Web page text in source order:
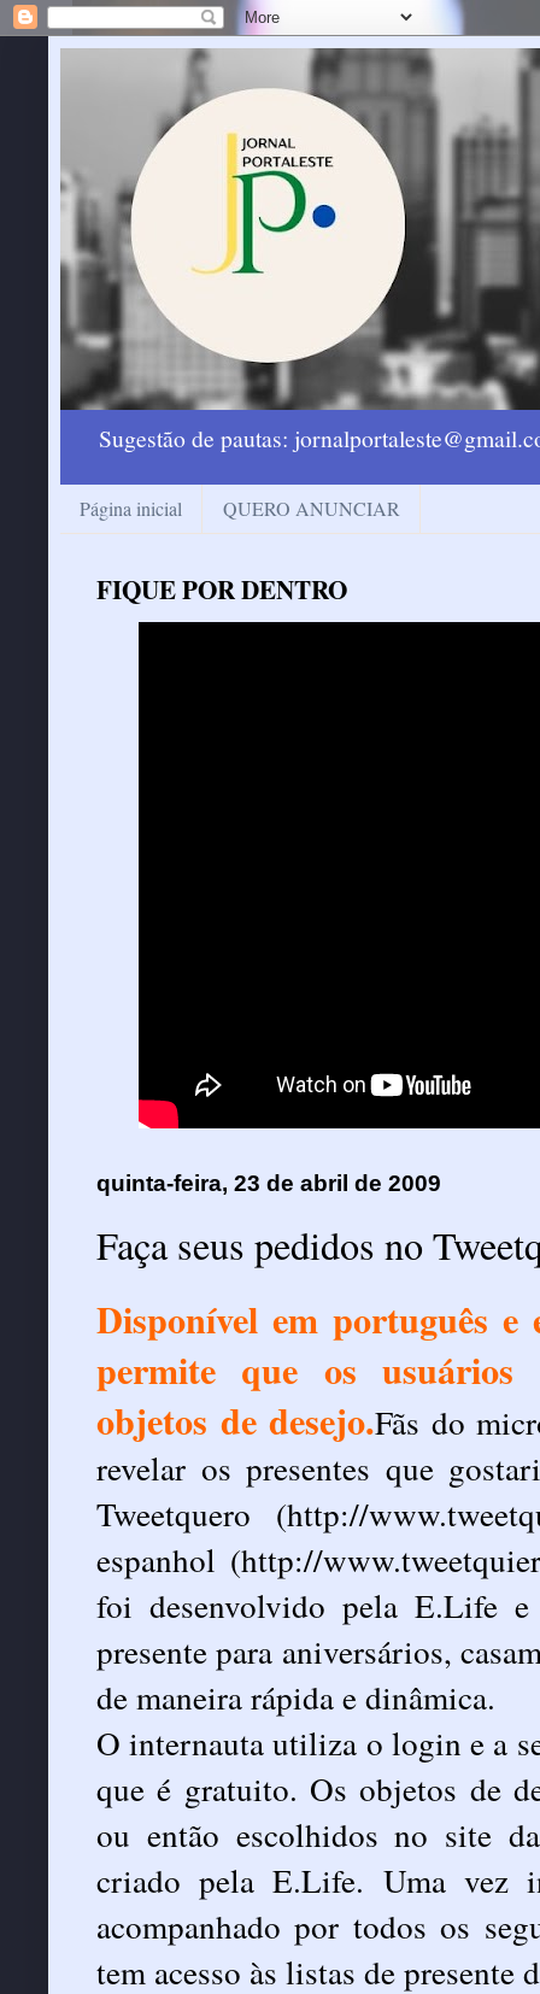
Sugestão de pautas:
Página inicial QUERO ANUNCIAR
FIQUE POR DENTRO
quinta-feira, 23 de abril de 2009
Faça seus pedidos no
Disponível em português
permite que os usuários
objetos de desejo.Fãs do
revelar os presentes que
Tweetquero (http://
espanhol (http://
foi desenvolvido pela E.Life
presente para aniversários,
de maneira rápida e dinâmica.
O internauta utiliza o login e a
que é gratuito. Os objetos de
ou então escolhidos no site
criado pela E.Life. Uma vez
acompanhado por todos os
tem acesso às listas de presente